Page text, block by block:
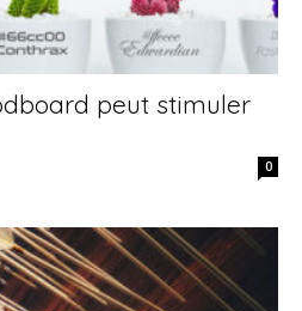
peut stimuler
0